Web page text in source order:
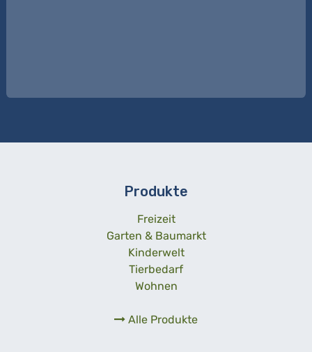
Produkte
Freizeit
Garten & Baumarkt
Kinderwelt
Tierbedarf
Wohnen
Alle Produkte